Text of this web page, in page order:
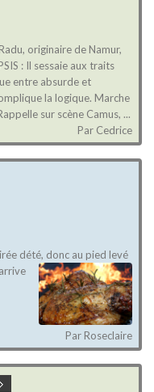
originaire de Namur,
: Il sessaie aux traits
entre absurde et
la logique. Marche
sur scène Camus, ...
Par Cedrice
dété, donc au pied levé
Par Roseclaire